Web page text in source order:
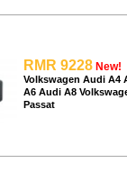
RMR 9228 New!
Volkswagen Audi A4
A6 Audi A8
Passat